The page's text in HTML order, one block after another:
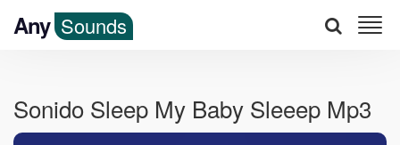
Any Sounds
Sonido Sleep My Baby Sleeep Mp3